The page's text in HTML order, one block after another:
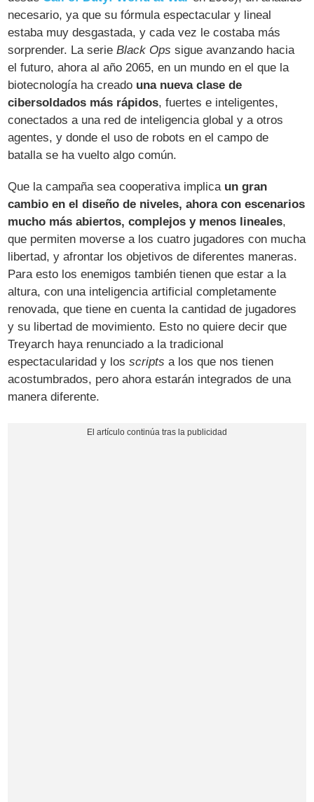
necesario, ya que su fórmula espectacular y lineal
estaba muy desgastada, y cada vez le costaba más
sorprender. La serieBlack Ops sigue avanzando hacia
el futuro, ahora al año 2065, en un mundo en el que la
biotecnología ha creado una nueva clase de
cibersoldados más rápidos, fuertes e inteligentes,
conectados a una red de inteligencia global y a otros
agentes, y donde el uso de robots en el campo de
batalla se ha vuelto algo común.
Que la campaña sea cooperativa implica un gran
cambio en el diseño de niveles, ahora con escenarios
mucho más abiertos, complejos y menos lineales,
que permiten moverse a los cuatro jugadores con mucha
libertad, y afrontar los objetivos de diferentes maneras.
Para esto los enemigos también tienen que estar a la
altura, con una inteligencia artificial completamente
renovada, que tiene en cuenta la cantidad de jugadores
y su libertad de movimiento. Esto no quiere decir que
Treyarch haya renunciado a la tradicional
espectacularidad y losscripts a los que nos tienen
acostumbrados, pero ahora estarán integrados de una
manera diferente.